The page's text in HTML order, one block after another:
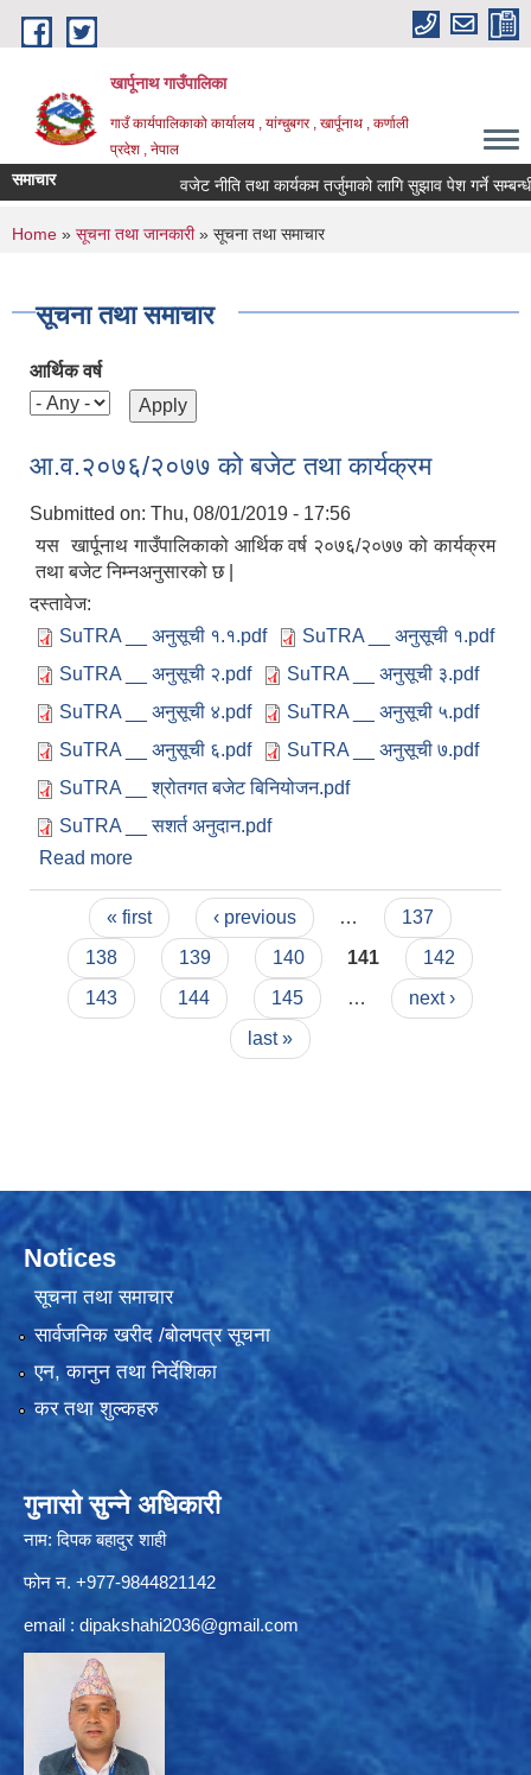
Skip to main content
खार्पूनाथ गाउँपालिका
गाउँ कार्यपालिकाको कार्यालय , यांग्चुबगर , खार्पूनाथ , कर्णाली
प्रदेश , नेपाल
समाचार वजेट नीति तथा कार्यकम तर्जुमाको लागि सुझाव पेश गर्ने सम्बन्धी
You are here
Home » सूचना तथा जानकारी» सूचना तथा समाचार
सूचना तथा समाचार
आर्थिक वर्ष
आ.व.२०७६/२०७७ को बजेट तथा कार्यक्रम
Submitted on: Thu, 08/01/2019 - 17:56
यस खार्पूनाथ गाउँपालिकाको आर्थिक वर्ष २०७६/२०७७ को कार्यक्रम
तथा बजेट निम्नअनुसारको छ |
दस्तावेज:
SuTRA __ अनुसूची १.१.pdf
SuTRA __ अनुसूची १.pdf
SuTRA __ अनुसूची २.pdf
SuTRA __ अनुसूची ३.pdf
SuTRA __ अनुसूची ४.pdf
SuTRA __ अनुसूची ५.pdf
SuTRA __ अनुसूची ६.pdf
SuTRA __ अनुसूची ७.pdf
SuTRA __ श्रोतगत बजेट बिनियोजन.pdf
SuTRA __ सशर्त अनुदान.pdf
Read more
Pages« first ‹ previous …
137
138
139 140 141
142
143
144 145 …
next ›
last »
Notices
सूचना तथा समाचार
सार्वजनिक खरीद /बोलपत्र सूचना
एन, कानुन तथा निर्देशिका
कर तथा शुल्कहरु
गुनासो सुन्ने अधिकारी
नाम: दिपक बहादुर शाही
फोन न. +977-9844821142
email : dipakshahi2036@gmail.com